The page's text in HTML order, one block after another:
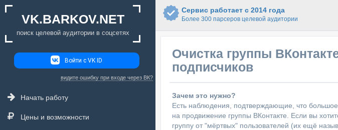
Сервис работает с 2014 года
Более 300 парсеров целевой аудитории
Очистка группы
подписчиков
Зачем это нужно?
Есть наблюдения, подтверждающие, что большое
на продвижение группы ВКонтакте. Если вы
группу от "мёртвых" пользователей (их ещё
VK.BARKOV.NET
поиск целевой аудитории в соцсетях
Войти с VK ID
видите ошибку при входе через ВК?
Начать работу
Цены и возможности